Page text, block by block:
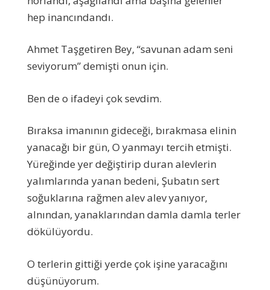
hep inancındandı.
Ahmet Taşgetiren Bey, “savunan adam seni
seviyorum” demişti onun için.
Ben de o ifadeyi çok sevdim.
Bıraksa imanının gideceği, bırakmasa elinin
yanacağı bir gün, O yanmayı tercih etmişti.
Yüreğinde yer değiştirip duran alevlerin
yalımlarında yanan bedeni, Şubatın sert
soğuklarına rağmen alev alev yanıyor,
alnından, yanaklarından damla damla terler
dökülüyordu.
O terlerin gittiği yerde çok işine yaracağını
düşünüyorum.